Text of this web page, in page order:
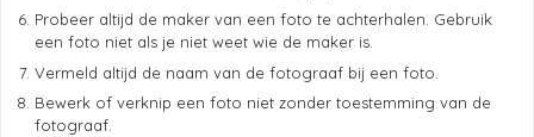
Probeer altijd de maker van een foto te achterhalen. Gebruik
een foto niet als je niet weet wie de maker is.
Vermeld altijd de naam van de fotograaf bij een foto.
Bewerk of verknip een foto niet zonder toestemming van de
fotograaf.